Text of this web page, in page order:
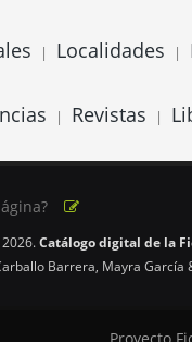
| Localidades |
| Revistas |
2026.Catálogo digital de la
Barrera, Mayra